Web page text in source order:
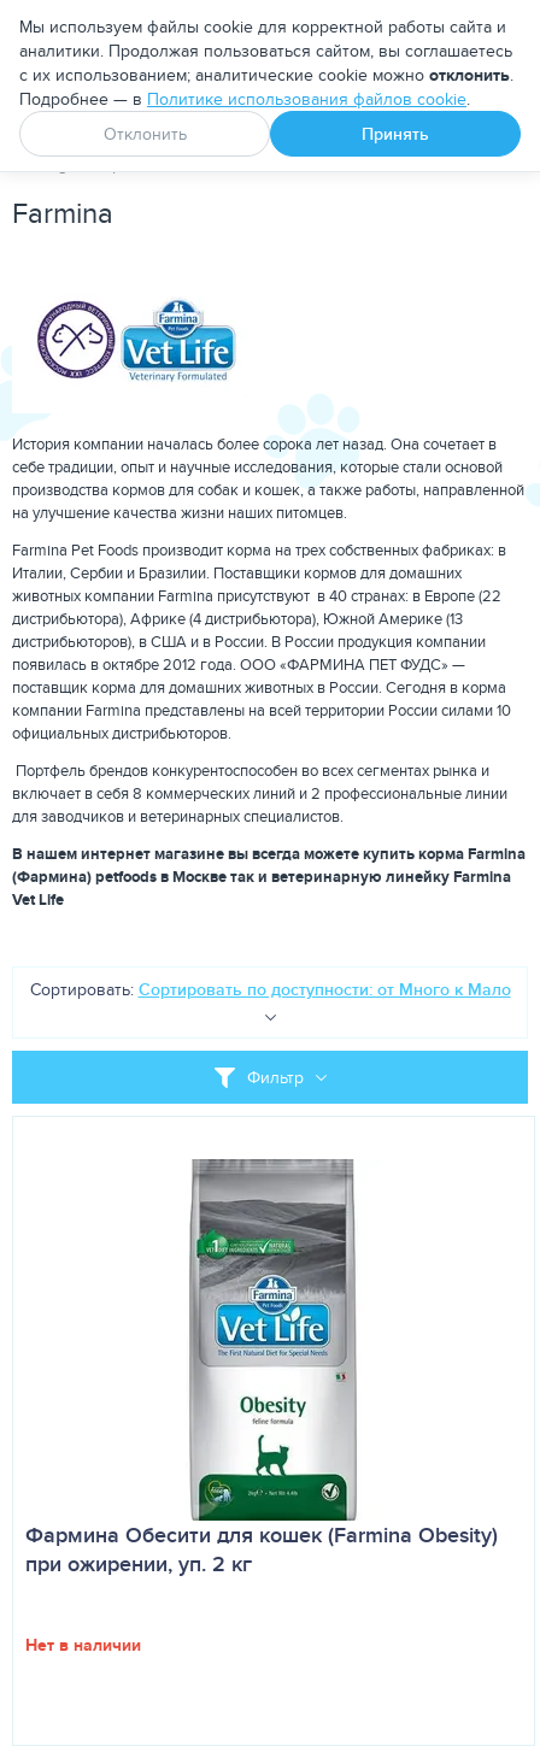
Москва
Апоквел Ветмедин От блох и клещей
PetDog Бренд Farmina
Farmina
История компании началась более сорока лет назад. Она сочетает в
себе традиции, опыт и научные исследования, которые стали основой
производства кормов для собак и кошек, а также работы, направленной
на улучшение качества жизни наших питомцев.
Farmina Pet Foods производит корма на трех собственных фабриках: в
Италии, Сербии и Бразилии. Поставщики кормов для домашних
животных компании Farmina присутствуют в 40 странах: в Европе (22
дистрибьютора), Африке (4 дистрибьютора), Южной Америке (13
дистрибьюторов), в США и в России. В России продукция компании
появилась в октябре 2012 года. ООО «ФАРМИНА ПЕТ ФУДС» —
поставщик корма для домашних животных в России. Сегодня в корма
компании Farmina представлены на всей территории России силами 10
официальных дистрибьюторов.
Портфель брендов конкурентоспособен во всех сегментах рынка и
включает в себя 8 коммерческих линий и 2 профессиональные линии
для заводчиков и ветеринарных специалистов.
В нашем интернет магазине вы всегда можете купить корма Farmina
(Фармина) petfoods в Москве так и ветеринарную линейку Farmina
Vet Life
Фильтр
Сортировать: Сортировать по доступности: от Много к Мало
Фармина Обесити для кошек (Farmina Obesity)
при ожирении, уп. 2 кг
Нет в наличии
Мы используем файлы cookie для корректной работы сайта и
аналитики. Продолжая пользоваться сайтом, вы соглашаетесь
с их использованием; аналитические cookie можно отклонить.
Подробнее — в Политике использования файлов cookie.
Отклонить
Принять